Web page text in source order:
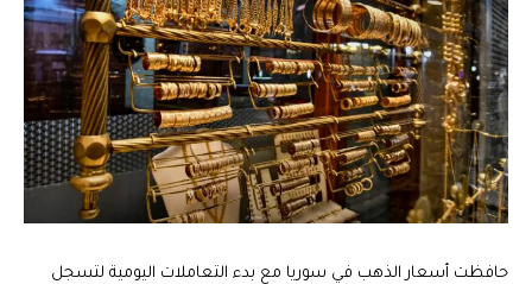
حافظت أسعار الذهب في سوريا مع بدء التعاملات اليومية لتسجل